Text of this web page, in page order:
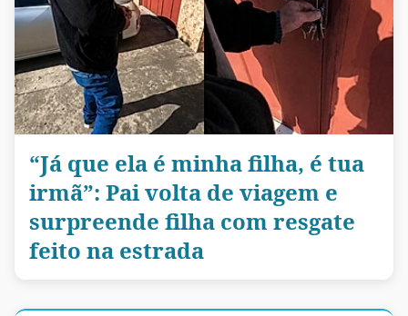
“Já que ela é minha filha, é tua
irmã”: Pai volta de viagem e
surpreende filha com resgate
feito na estrada